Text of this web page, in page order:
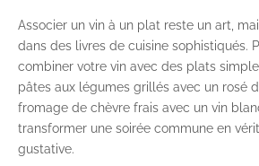
Associer un vin à un plat reste un art,
dans des livres de cuisine sophistiqués.
combiner votre vin avec des plats
pâtes aux légumes grillés avec un rosé
fromage de chèvre frais avec un vin
transformer une soirée commune en
gustative.